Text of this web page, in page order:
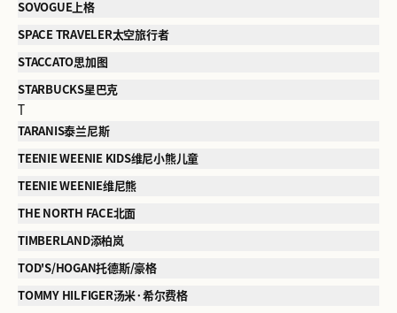
SOVOGUE上格
SPACE TRAVELER太空旅行者
STACCATO思加图
STARBUCKS星巴克
T
TARANIS泰兰尼斯
TEENIE WEENIE KIDS维尼小熊儿童
TEENIE WEENIE维尼熊
THE NORTH FACE北面
TIMBERLAND添柏岚
TOD'S/HOGAN托德斯/豪格
TOMMY HILFIGER汤米·希尔费格